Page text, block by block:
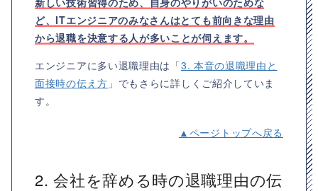
ど、ITエンジニアのみなさんはとても前向きな理由
から退職を決意する人が多いことが伺えます。
エンジニアに多い退職理由は「3. 本音の退職理由と
面接時の伝え方 」でもさらに詳しくご紹介していま
す。
▲ページトップへ戻る
2. 会社を辞める時の退職理由の伝